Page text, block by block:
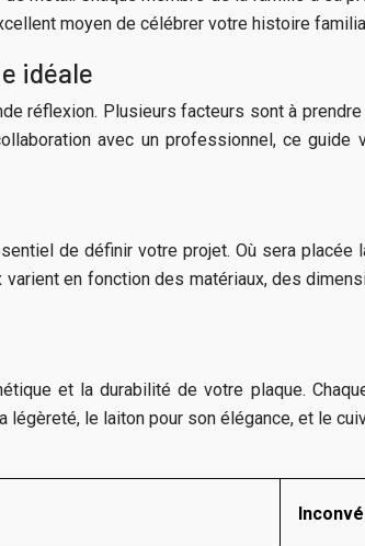
moyen de célébrer votre histoire
idéale
réflexion. Plusieurs facteurs sont à
avec un professionnel, ce
de définir votre projet. Où sera
en fonction des matériaux, des
et la durabilité de votre plaque.
légèreté, le laiton pour son élégance, et le